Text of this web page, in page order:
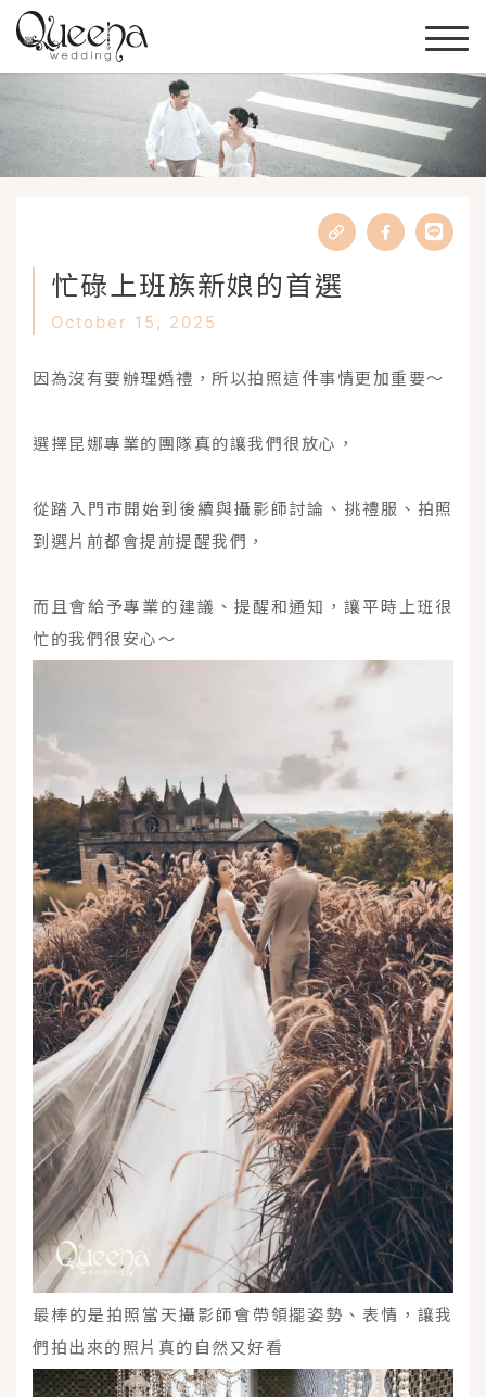
忙碌上班族新娘的首選
October 15, 2025
因為沒有要辦理婚禮，所以拍照這件事情更加重要～
選擇昆娜專業的團隊真的讓我們很放心，
從踏入門市開始到後續與攝影師討論、挑禮服、拍照
到選片前都會提前提醒我們，
而且會給予專業的建議、提醒和通知，讓平時上班很
忙的我們很安心～
最棒的是拍照當天攝影師會帶領擺姿勢、表情，讓我
們拍出來的照片真的自然又好看